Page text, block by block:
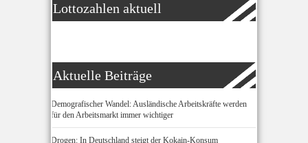
Lottozahlen aktuell
Aktuelle Beiträge
Demografischer Wandel: Ausländische Arbeitskräfte werden
für den Arbeitsmarkt immer wichtiger
Drogen: In Deutschland steigt der Kokain-Konsum